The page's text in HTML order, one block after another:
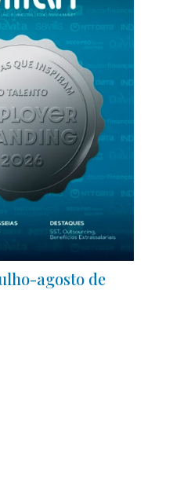
agosto de